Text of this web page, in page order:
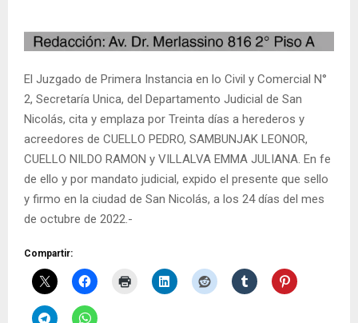
El Juzgado de Primera Instancia en lo Civil y Comercial N°
2, Secretaría Unica, del Departamento Judicial de San
Nicolás, cita y emplaza por Treinta días a herederos y
acreedores de CUELLO PEDRO, SAMBUNJAK LEONOR,
CUELLO NILDO RAMON y VILLALVA EMMA JULIANA. En fe
de ello y por mandato judicial, expido el presente que sello
y firmo en la ciudad de San Nicolás, a los 24 días del mes
de octubre de 2022.-
Compartir: